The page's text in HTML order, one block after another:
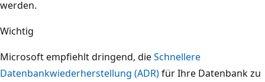
werden.
Wichtig
Microsoft empfiehlt dringend, dieSchnellere
Datenbankwiederherstellung (ADR)für Ihre Datenbank zu